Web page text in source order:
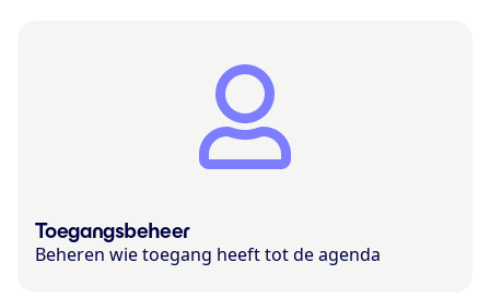
Toegangsbeheer
Beheren wie toegang heeft tot de agenda